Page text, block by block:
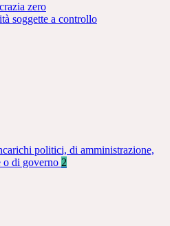
zero
soggette a controllo
politici, di amministrazione,
o di governo 2